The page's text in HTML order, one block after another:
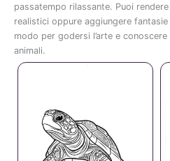
passatempo rilassante. Puoi rendere
realistici oppure aggiungere fantasie
modo per godersi l’arte e conoscere
animali.